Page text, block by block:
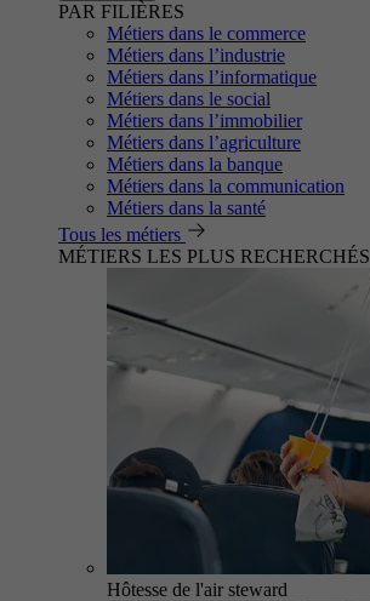
PAR FILIÈRES
Métiers dans le commerce
Métiers dans l’industrie
Métiers dans l’informatique
Métiers dans le social
Métiers dans l’immobilier
Métiers dans l’agriculture
Métiers dans la banque
Métiers dans la communication
Métiers dans la santé
Tous les métiers
MÉTIERS LES PLUS RECHERCHÉS
Hôtesse de l'air steward